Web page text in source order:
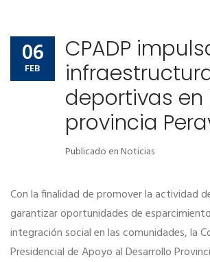
06
FEB
CPADP
deportivas en
provincia
Publicado enNoticias
Con la finalidad de promover la actividad
garantizar oportunidades de
integración social en las comunidades, la
Presidencial de Apoyo al Desarrollo